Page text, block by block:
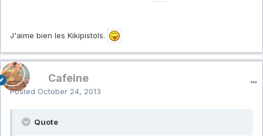
J'aime bien les Kikipistols.
Cafeine
Posted October 24, 2013
Quote